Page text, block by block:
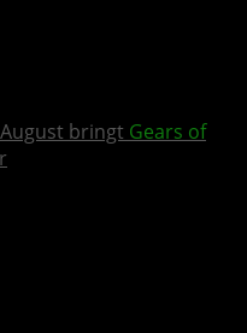
bringt Gears of